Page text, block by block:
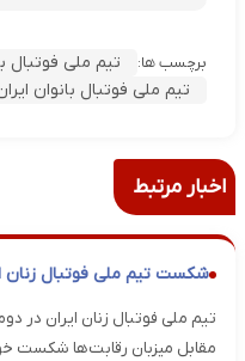
برچسب ها:
تیم ملی فوتبال
تیم ملی فوتبال بانوان
اخبار مرتبط
شکست تیم ملی فوتبال زنان
تیم ملی فوتبال زنان ایران در
مقابل میزبان رقابت‌ها شکست